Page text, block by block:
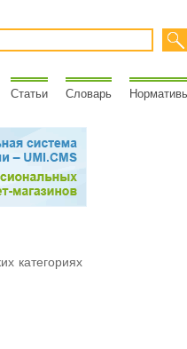
Статьи Словарь
категориях